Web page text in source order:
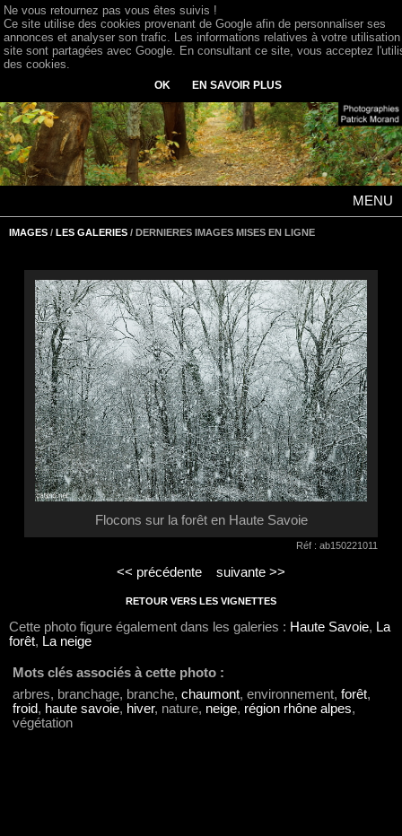
MENU
IMAGES / LES GALERIES / DERNIERES IMAGES MISES EN LIGNE
Flocons sur la forêt en Haute Savoie
Réf : ab150221011
<< précédente suivante >>
RETOUR VERS LES VIGNETTES
Cette photo figure également dans les galeries : Haute Savoie, La
forêt, La neige
Mots clés associés à cette photo :
arbres, branchage, branche, chaumont, environnement, forêt,
froid, haute savoie, hiver, nature, neige, région rhône alpes,
végétation
Ne vous retournez pas vous êtes suivis !
Ce site utilise des cookies provenant de Google afin de personnaliser ses
annonces et analyser son trafic. Les informations relatives à votre
site sont partagées avec Google. En consultant ce site, vous acceptez
des cookies.
OK EN SAVOIR PLUS